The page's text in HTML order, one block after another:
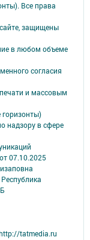
Все права
защищены
в любом объеме
согласия
и массовым
надзору в сфере
07.10.2025
tatmedia.ru